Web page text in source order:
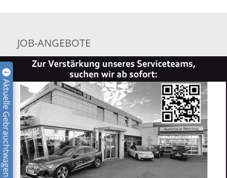
Aktuelle Gebrauchtwagen
JOB-ANGEBOTE